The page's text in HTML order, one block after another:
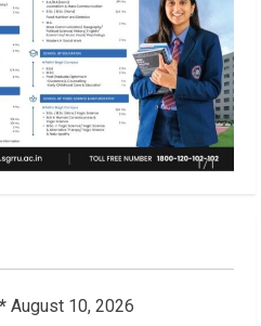
August 10, 2026